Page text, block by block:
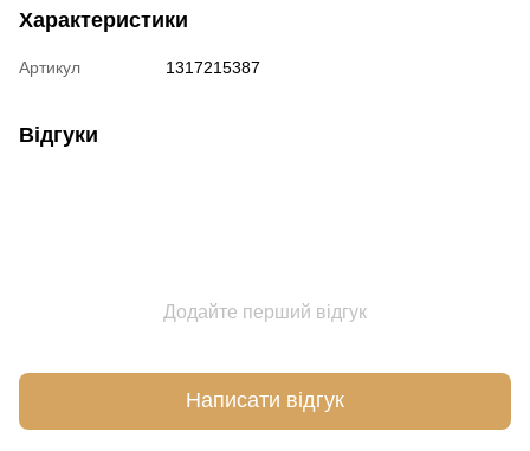
Характеристики
Артикул 1317215387
Відгуки
Додайте перший відгук
Написати відгук